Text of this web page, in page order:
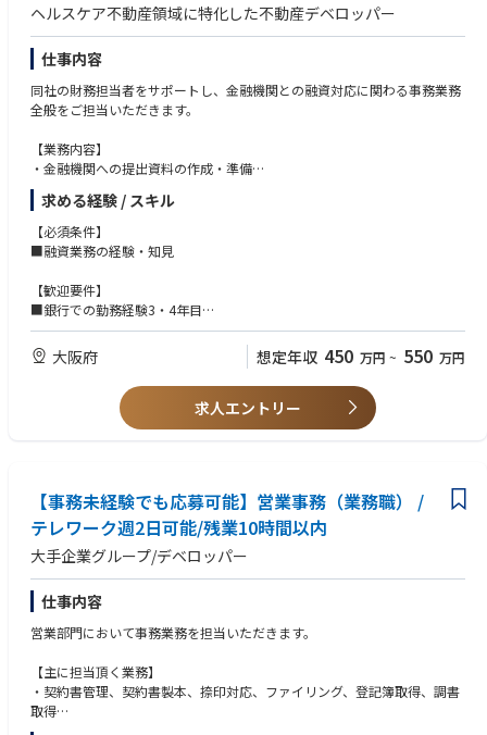
ヘルスケア不動産領域に特化した不動産デベロッパー
仕事内容
同社の財務担当者をサポートし、金融機関との融資対応に関わる事務業務
全般をご担当いただきます。
【業務内容】
・金融機関への提出資料の作成・準備
・融資申請に関する各種書類の取りまとめ
・不動産開発・建築プロジェクトごとの進捗管理
・物件の取得、着工、上棟、竣工など各工程における融資実行タイミング
の管理
・財務担当者への進捗報告・情報共有
・その他、財務関連の事務サポート業務
融資業務そのものを担当するというよりも、財務担当者が円滑に業務を進
められるようサポートし、各案件の資金調達スケジュールを管理するポジ
求める経験 / スキル
【必須条件】
■融資業務の経験・知見
【歓迎要件】
■銀行での勤務経験3・4年目
■不動産業界での勤務経験
大阪府 想定年収 450 万円 ~ 550 万円
求人エントリー
【事務未経験でも応募可能】営業事務（業務職） /
テレワーク週2日可能/残業10時間以内
大手企業グループ/デベロッパー
仕事内容
営業部門において事務業務を担当いただきます。
【主に担当頂く業務】
・契約書管理、契約書製本、捺印対応、ファイリング、登記簿取得、調書
取得
・支払業務（各種費用支払、支払管理、請求・支払データ登録、取引先マ